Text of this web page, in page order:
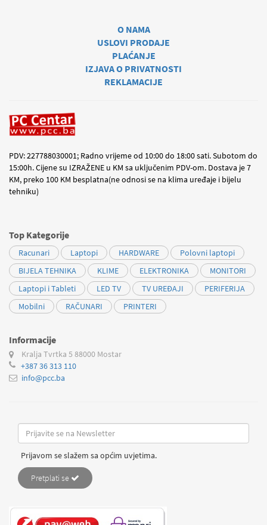
O NAMA
USLOVI PRODAJE
PLAĆANJE
IZJAVA O PRIVATNOSTI
REKLAMACIJE
PDV: 227788030001; Radno vrijeme od 10:00 do 18:00 sati. Subotom do
15:00h. Cijene su IZRAŽENE u KM sa uključenim PDV-om. Dostava je 7
KM, preko 100 KM besplatna(ne odnosi se na klima uređaje i bijelu
tehniku)
Top Kategorije
Racunari Laptopi HARDWARE
Polovni laptopi
BIJELA TEHNIKA
KLIME ELEKTRONIKA
MONITORI
Laptopi i Tableti
LED TV TV UREĐAJI
PERIFERIJA
Mobilni
RAČUNARI PRINTERI
Informacije
Kralja Tvrtka 5 88000 Mostar
+387 36 313 110
info@pcc.ba
Prijavom se slažem sa općim uvjetima.
Pretplati se